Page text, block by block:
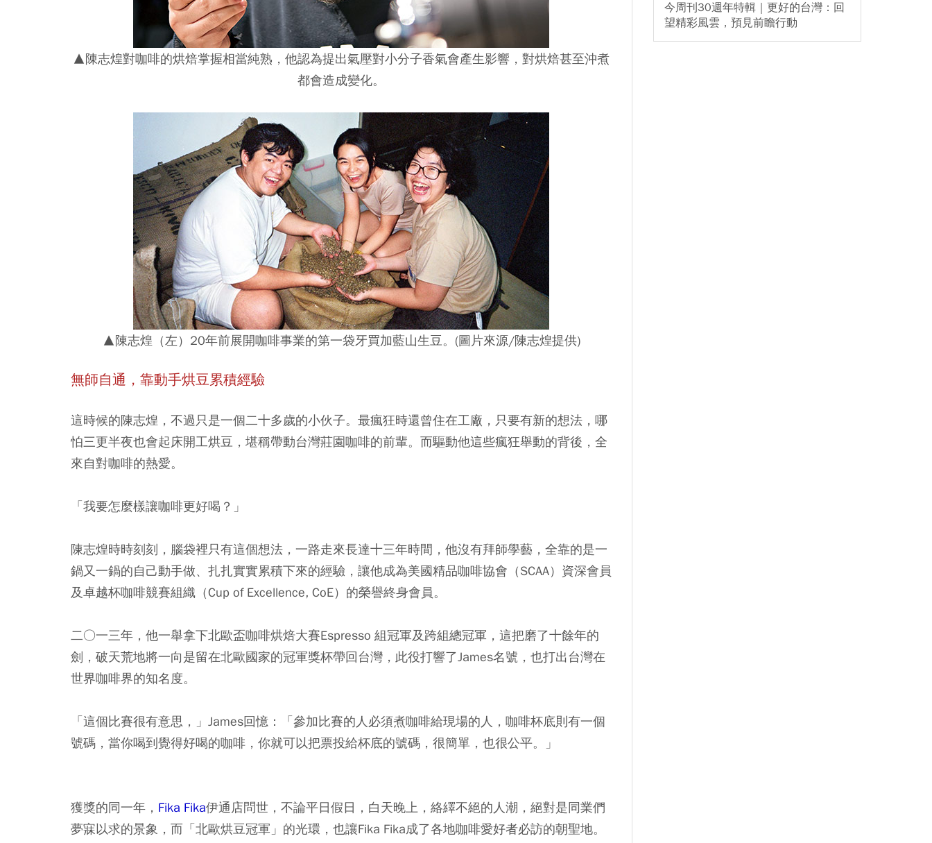
▲陳志煌對咖啡的烘焙掌握相當純熟，他認為提出氣壓對小分子香氣會產生影響，對烘焙甚至沖煮
都會造成變化。
▲陳志煌（左）20年前展開咖啡事業的第一袋牙買加藍山生豆。(圖片來源/陳志煌提供)
無師自通，靠動手烘豆累積經驗
這時候的陳志煌，不過只是一個二十多歲的小伙子。最瘋狂時還曾住在工廠，只要有新的想法，哪
怕三更半夜也會起床開工烘豆，堪稱帶動台灣莊園咖啡的前輩。而驅動他這些瘋狂舉動的背後，全
來自對咖啡的熱愛。
「我要怎麼樣讓咖啡更好喝？」
陳志煌時時刻刻，腦袋裡只有這個想法，一路走來長達十三年時間，他沒有拜師學藝，全靠的是一
鍋又一鍋的自己動手做、扎扎實實累積下來的經驗，讓他成為美國精品咖啡協會（SCAA）資深會員
及卓越杯咖啡競賽組織（Cup of Excellence, CoE）的榮譽終身會員。
二○一三年，他一舉拿下北歐盃咖啡烘焙大賽Espresso 組冠軍及跨組總冠軍，這把磨了十餘年的
劍，破天荒地將一向是留在北歐國家的冠軍獎杯帶回台灣，此役打響了James名號，也打出台灣在
世界咖啡界的知名度。
「這個比賽很有意思，」James回憶：「參加比賽的人必須煮咖啡給現場的人，咖啡杯底則有一個
號碼，當你喝到覺得好喝的咖啡，你就可以把票投給杯底的號碼，很簡單，也很公平。」
獲獎的同一年， Fika Fika伊通店問世，不論平日假日，白天晚上，絡繹不絕的人潮，絕對是同業們
夢寐以求的景象，而「北歐烘豆冠軍」的光環，也讓Fika Fika成了各地咖啡愛好者必訪的朝聖地。
今周刊30週年特輯｜更好的台灣：回
望精彩風雲，預見前瞻行動